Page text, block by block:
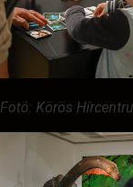
Fotó: Körös